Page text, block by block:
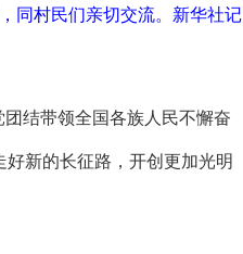
同村民们亲切交流。 新华社记
结带领全国各族人民不懈奋
新的长征路，开创更加光明